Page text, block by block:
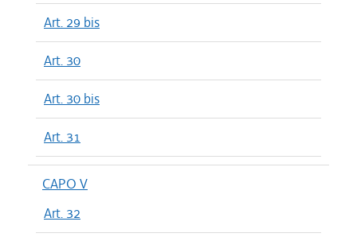
Art. 29 bis
Art. 30
Art. 30 bis
Art. 31
CAPO V
Art. 32